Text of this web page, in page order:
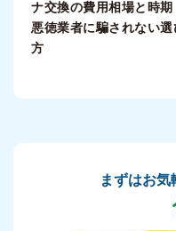
ナ交換の費用相場と時期
悪徳業者に騙されない選
方
まずはお